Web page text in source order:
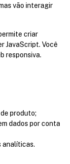
vão interagir
criar
JavaScript. Você
responsiva.
produto;
dados por conta
analíticas.